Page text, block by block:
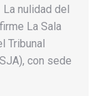
nulidad del
La Sala
Tribunal
con sede